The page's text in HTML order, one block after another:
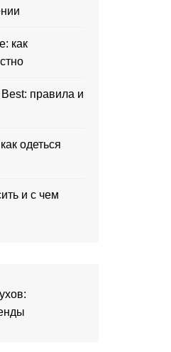
как
правила и
одеться
и с чем